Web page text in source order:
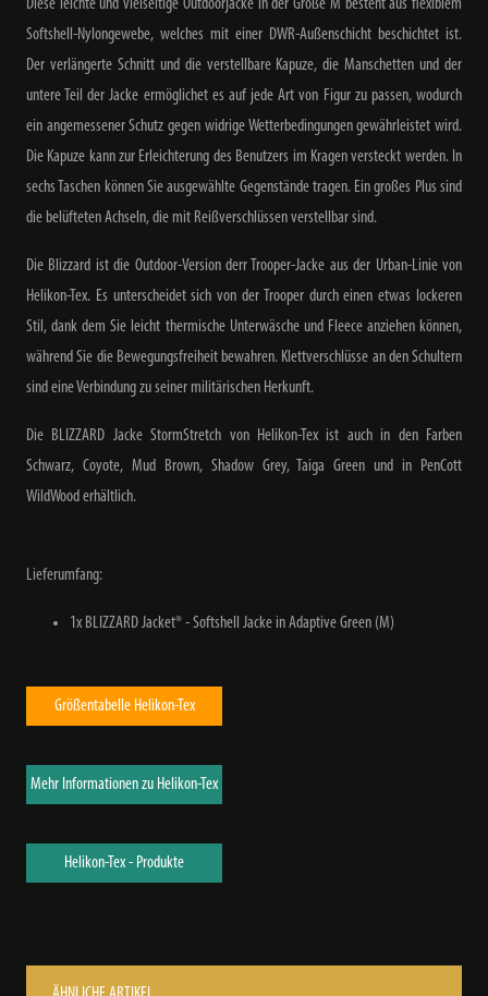
Diese leichte und vielseitige Outdoorjacke in der Größe M besteht aus flexiblem
Softshell-Nylongewebe, welches mit einer DWR-Außenschicht beschichtet ist.
Der verlängerte Schnitt und die verstellbare Kapuze, die Manschetten und der
untere Teil der Jacke ermöglichet es auf jede Art von Figur zu passen, wodurch
ein angemessener Schutz gegen widrige Wetterbedingungen gewährleistet wird.
Die Kapuze kann zur Erleichterung des Benutzers im Kragen versteckt werden. In
sechs Taschen können Sie ausgewählte Gegenstände tragen. Ein großes Plus sind
die belüfteten Achseln, die mit Reißverschlüssen verstellbar sind.
Die Blizzard ist die Outdoor-Version derr Trooper-Jacke aus der Urban-Linie von
Helikon-Tex. Es unterscheidet sich von der Trooper durch einen etwas lockeren
Stil, dank dem Sie leicht thermische Unterwäsche und Fleece anziehen können,
während Sie die Bewegungsfreiheit bewahren. Klettverschlüsse an den Schultern
sind eine Verbindung zu seiner militärischen Herkunft.
Die BLIZZARD Jacke StormStretch von Helikon-Tex ist auch in den Farben
Schwarz, Coyote, Mud Brown, Shadow Grey, Taiga Green und in PenCott
WildWood erhältlich.
Lieferumfang:
1x BLIZZARD Jacket® - Softshell Jacke in Adaptive Green (M)
Größentabelle Helikon-Tex
Mehr Informationen zu Helikon-Tex
Helikon-Tex - Produkte